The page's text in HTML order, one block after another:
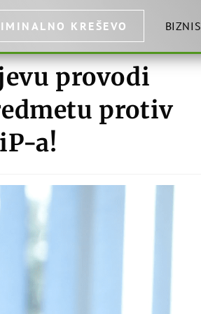
KREŠEVO BIZNIS
provodi
protiv
a!